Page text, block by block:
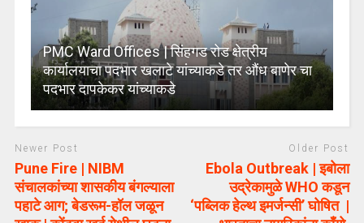
PMC Ward Offices | सिंहगड रोड क्षेत्रीय
कार्यालयाचा पदभार खलाटे यांच्याकडे तर औंध बाणेर चा
पदभार दापकेकर यांच्याकडे
Newer Post
Pune Fire | NIBM
संचालकांच्या शासकीय बंगल्याला
पहाटे आग; बेडरूम-हॉल जळून
Older Post
Ebola Outbreak | इबोला
उद्रेकामुळे WHO कडून
‘पब्लिक हेल्थ इमर्जन्सी’ घोषित |